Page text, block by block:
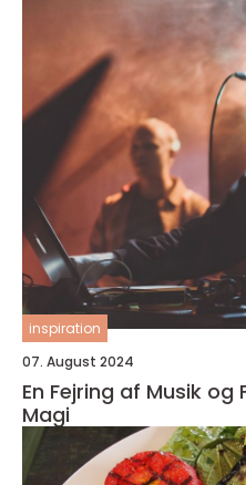
inspiration
07. August 2024
En Fejring af Musik
Magi